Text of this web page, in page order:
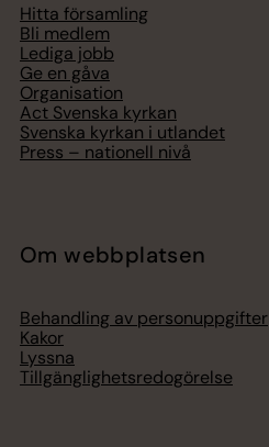
Hitta församling
Bli medlem
Lediga jobb
Ge en gåva
Organisation
Act Svenska kyrkan
Svenska kyrkan i utlandet
Press – nationell nivå
Om webbplatsen
Behandling av personuppgifter
Kakor
Lyssna
Tillgänglighetsredogörelse